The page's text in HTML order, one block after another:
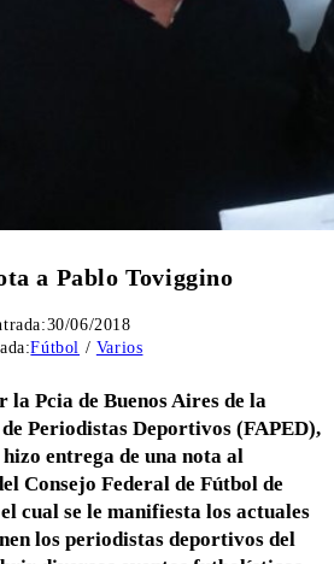
a Pablo Toviggino
30/06/2018
Fútbol / Varios
la Pcia de Buenos Aires de la
Periodistas Deportivos (FAPED),
entrega de una nota al
Consejo Federal de Fútbol de
cual se le manifiesta los actuales
los periodistas deportivos del